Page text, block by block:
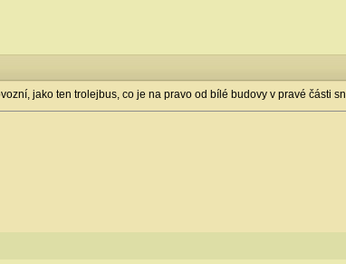
jako ten trolejbus, co je na pravo od bílé budovy v pravé části